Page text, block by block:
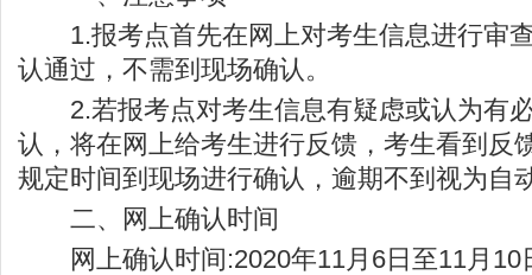
1.报考点首先在网上对考生信息进行审
认通过，不需到现场确认。
2.若报考点对考生信息有疑虑或认为有
认，将在网上给考生进行反馈，考生看到反
规定时间到现场进行确认，逾期不到视为自
二、网上确认时间
网上确认时间:2020年11月6日至11月10